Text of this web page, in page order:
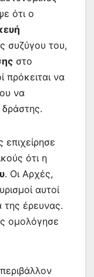
ότι ο
συζύγου του,
στο
πρόκειται να
να
δράστης.
ότι η
. Οι Αρχές,
αυτοί
της έρευνας.
ομολόγησε